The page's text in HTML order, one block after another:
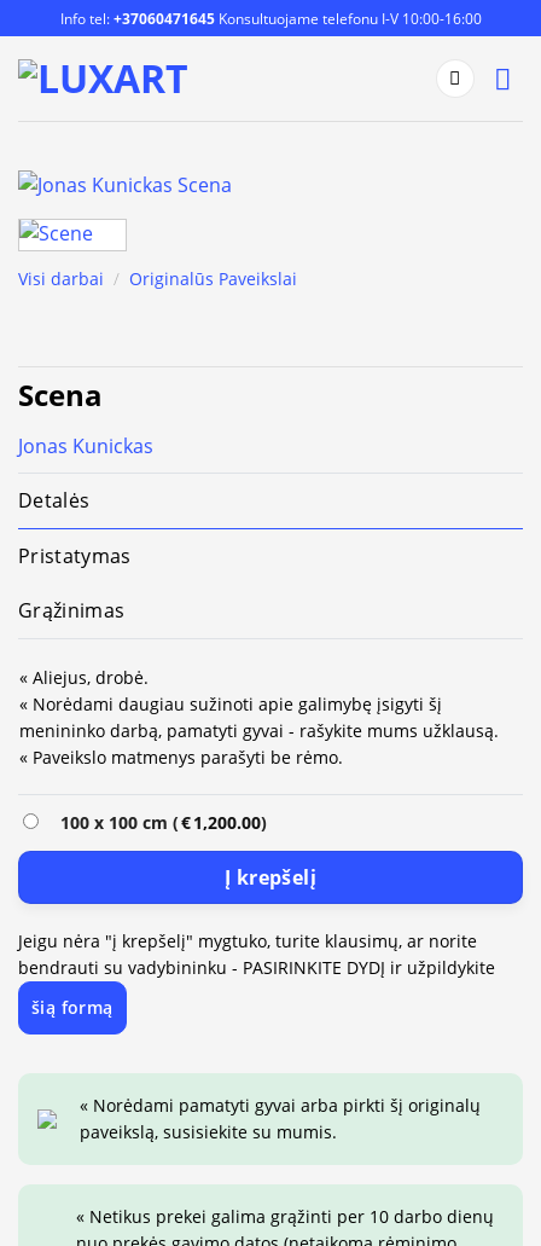
to
content
Info tel:+37060471645Konsultuojame telefonu I-V 10:00-16:00
Visi darbai / Originalūs Paveikslai
Scena
Jonas Kunickas
Detalės
Pristatymas
Grąžinimas
« Aliejus, drobė.
« Norėdami daugiau sužinoti apie galimybę įsigyti šį
menininko darbą, pamatyti gyvai - rašykite mums užklausą.
« Paveikslo matmenys parašyti be rėmo.
100 x 100 cm (€1,200.00)
Į krepšelį
Alternative:
Jeigu nėra "į krepšelį" mygtuko, turite klausimų, ar norite
bendrauti su vadybininku - PASIRINKITE DYDĮ ir užpildykite
šią formą
« Norėdami pamatyti gyvai arba pirkti šį originalų
paveikslą, susisiekite su mumis.
« Netikus prekei galima grąžinti per 10 darbo dienų